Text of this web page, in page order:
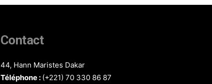
Contact
44, Hann Maristes Dakar
Téléphone : (+221) 70 330 86 87‬